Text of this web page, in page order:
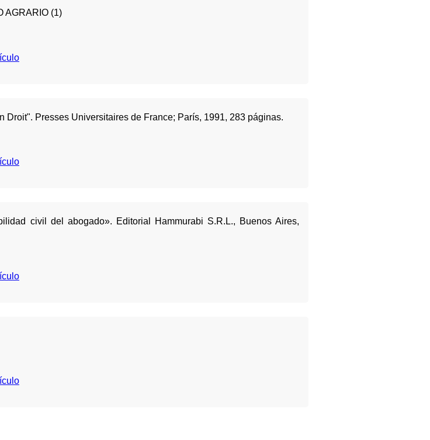
AGRARIO (1)
Droit". Presses Universitaires de France; París, 1991, 283 páginas.
civil del abogado». Editorial Hammurabi S.R.L., Buenos Aires,